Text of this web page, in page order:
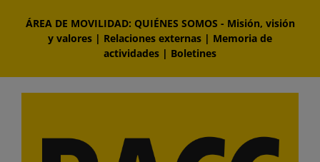
contenido
ÁREA DE MOVILIDAD: QUIÉNES SOMOS - Misión, visión
y valores | Relaciones externas | Memoria de
actividades | Boletines